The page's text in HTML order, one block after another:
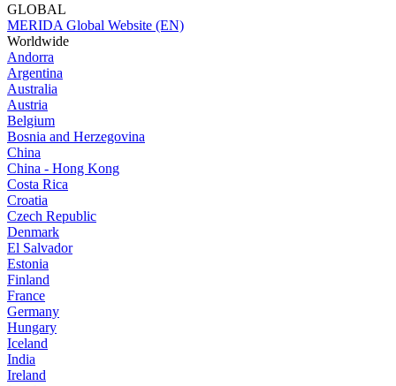
GLOBAL
MERIDA Global Website (EN)
Worldwide
Andorra
Argentina
Australia
Austria
Belgium
Bosnia and Herzegovina
China
China - Hong Kong
Costa Rica
Croatia
Czech Republic
Denmark
El Salvador
Estonia
Finland
France
Germany
Hungary
Iceland
India
Ireland